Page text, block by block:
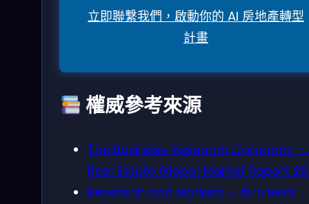
立即聯繫我們，啟動你的 AI 房地產轉型
計畫
權威參考來源
The Business Research Company –
Real Estate Global Market Report
Research and Markets – AI in Real